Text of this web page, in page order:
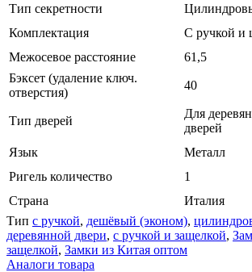
Тип секретности
Комплектация
С ручкой и
Межосевое расстояние
61,5
Бэксет (удаление ключ.
отверстия)
40
Тип дверей
Для
дверей
Язык
Металл
Ригель количество
1
Страна
Италия
Тип с ручкой, дешёвый (эконом),
деревянной двери, с ручкой и защелкой,
защелкой, Замки из Китая оптом
Аналоги товара